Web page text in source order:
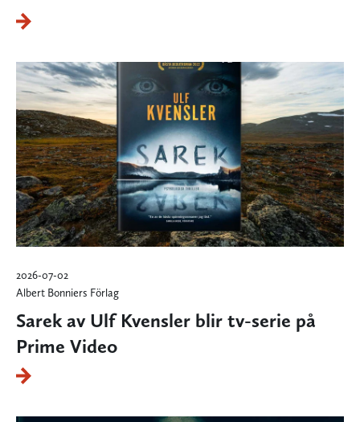
2026-07-02
Albert Bonniers Förlag
Sarek av Ulf Kvensler blir tv-serie på
Prime Video